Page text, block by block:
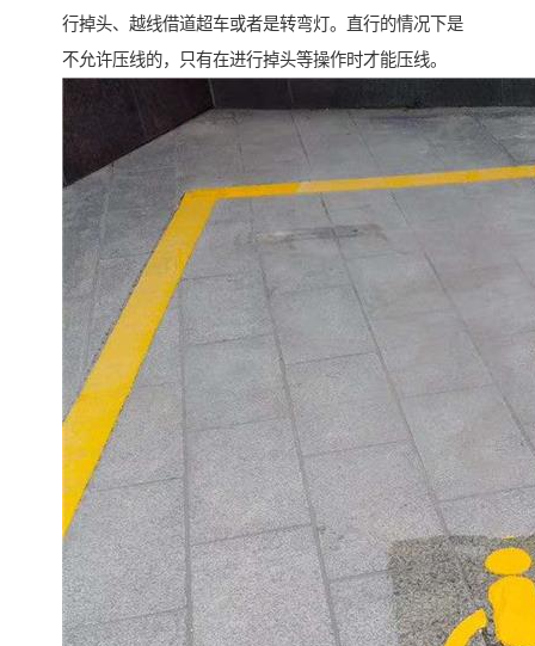
行掉头、越线借道超车或者是转弯灯。直行的情况下是
不允许压线的，只有在进行掉头等操作时才能压线。